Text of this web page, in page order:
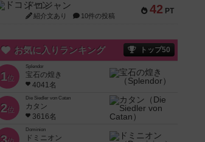
42 PT
ドコジャン
紹介文あり 10件の投稿
お気に入りランキング トップ50
1位
Splendor
宝石の煌き
4041名
2位
Die Siedler von Catan
カタン
3616名
Dominion
ドミニオン